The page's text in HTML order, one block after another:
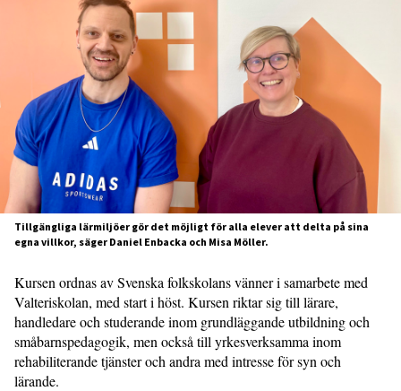
Tillgängliga lärmiljöer gör det möjligt för alla elever att delta på sina
egna villkor, säger Daniel Enbacka och Misa Möller.
Kursen ordnas av Svenska folkskolans vänner i samarbete med
Valteriskolan, med start i höst. Kursen riktar sig till lärare,
handledare och studerande inom grundläggande utbildning och
småbarnspedagogik, men också till yrkesverksamma inom
rehabiliterande tjänster och andra med intresse för syn och
lärande.